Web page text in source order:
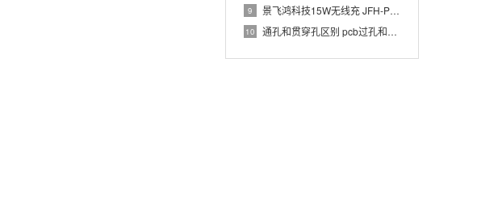
9 景飞鸿科技15W无线充 JFH-PWC-TX033 1.0 PCBA 规格书
10 通孔和贯穿孔区别 pcb过孔和通孔区别